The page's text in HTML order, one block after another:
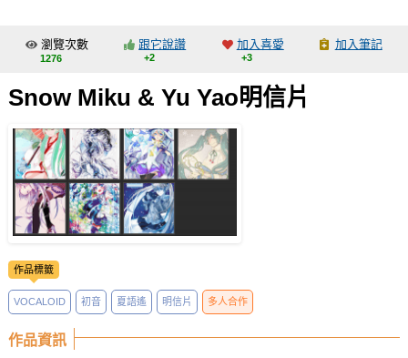
交流中心
會員中心
註冊會員
登入
瀏覽次數
1276
跟它說讚
+2
加入喜愛
+3
加入筆記
Snow Miku & Yu Yao明信片
作品標籤
VOCALOID 初音 夏語遙 明信片 多人合作
作品資訊